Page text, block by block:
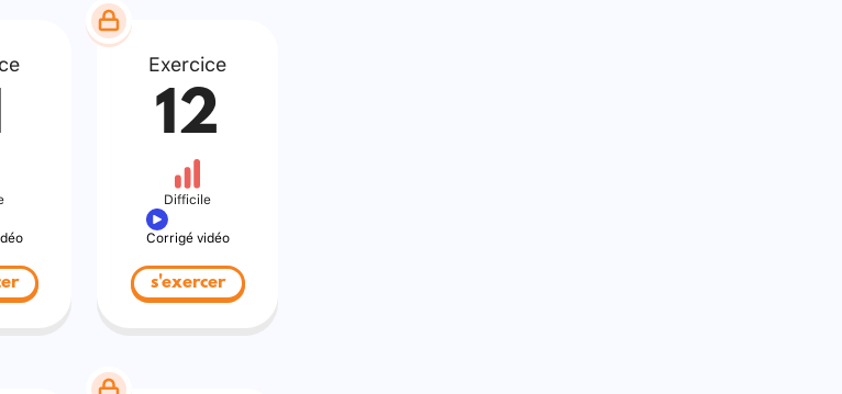
Exercice
12
Difficile
Corrigé vidéo
s'exercer